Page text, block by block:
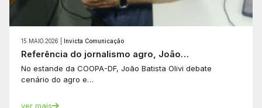
15.MAIO.2026 | Invicta Comunicação
Referência do jornalismo agro, João…
No estande da COOPA-DF, João Batista Olivi debate
cenário do agro e…
ver mais